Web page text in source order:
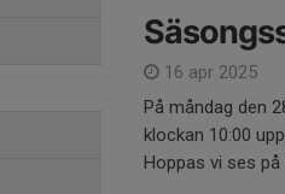
16 apr 2025
På måndag den
klockan 10:00
Hoppas vi ses på